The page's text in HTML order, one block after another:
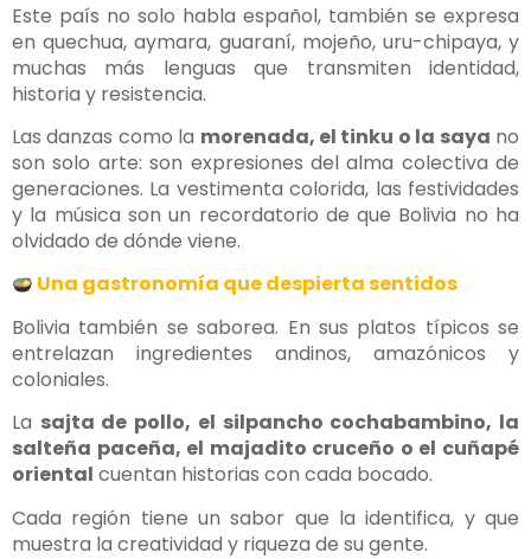
Este país no solo habla español, también se expresa
en quechua, aymara, guaraní, mojeño, uru-chipaya, y
muchas más lenguas que transmiten identidad,
historia y resistencia.
Las danzas como la morenada, el tinku o la saya no
son solo arte: son expresiones del alma colectiva de
generaciones. La vestimenta colorida, las festividades
y la música son un recordatorio de que Bolivia no ha
olvidado de dónde viene.
Una gastronomía que despierta sentidos
Bolivia también se saborea. En sus platos típicos se
entrelazan ingredientes andinos, amazónicos y
coloniales.
La sajta de pollo, el silpancho cochabambino, la
salteña paceña, el majadito cruceño o el cuñapé
oriental cuentan historias con cada bocado.
Cada región tiene un sabor que la identifica, y que
muestra la creatividad y riqueza de su gente.